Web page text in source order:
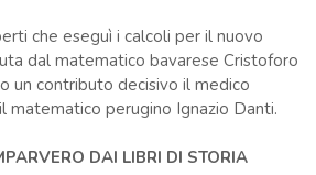
che eseguì i calcoli per il nuovo
dal matematico bavarese Cristoforo
un contributo decisivo il medico
matematico perugino Ignazio Danti.
DAI LIBRI DI STORIA